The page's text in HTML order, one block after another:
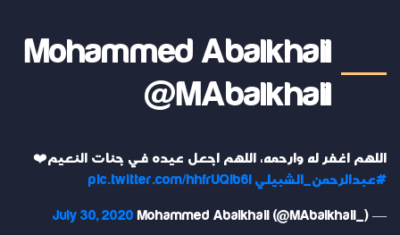
Mohammed Abalkhail
@MAbalkhail
اللهم اغفر له وارحمه، اللهم اجعل عيده في جنات النعيم❤️
#عبدالرحمن_الشبيلي pic.twitter.com/hhfrUQib6I
— Mohammed Abalkhail (@MAbalkhail_)
July 30, 2020